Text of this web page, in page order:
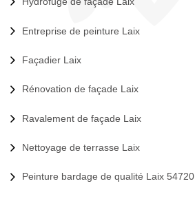
Entreprise de peinture Laix
Façadier Laix
Rénovation de façade Laix
Ravalement de façade Laix
Nettoyage de terrasse Laix
Peinture bardage de qualité Laix 54720